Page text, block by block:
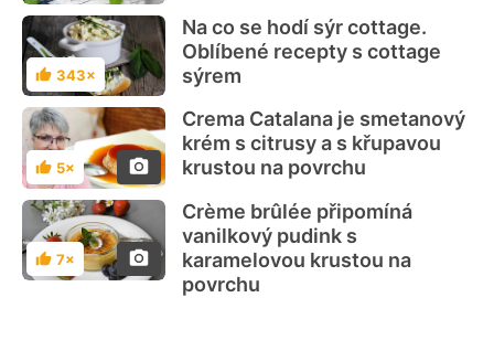
Hodnocení
343×
Na co se hodí sýr cottage.
Oblíbené recepty s cottage
sýrem
Hodnocení
5×
Crema Catalana je smetanový
krém s citrusy a s křupavou
krustou na povrchu
Hodnocení
7×
Crème brûlée připomíná
vanilkový pudink s
karamelovou krustou na
povrchu